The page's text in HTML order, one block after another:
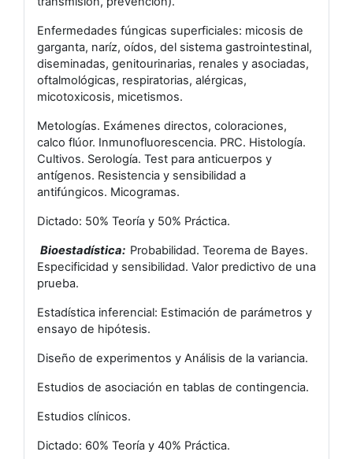
Enfermedades fúngicas superficiales: micosis de
garganta, naríz, oídos, del sistema gastrointestinal,
diseminadas, genitourinarias, renales y asociadas,
oftalmológicas, respiratorias, alérgicas,
micotoxicosis, micetismos.
Metologías. Exámenes directos, coloraciones,
calco flúor. Inmunofluorescencia. PRC. Histología.
Cultivos. Serología. Test para anticuerpos y
antígenos. Resistencia y sensibilidad a
antifúngicos. Micogramas.
Dictado: 50% Teoría y 50% Práctica.
Bioestadística: Probabilidad. Teorema de Bayes.
Especificidad y sensibilidad. Valor predictivo de una
prueba.
Estadística inferencial: Estimación de parámetros y
ensayo de hipótesis.
Diseño de experimentos y Análisis de la variancia.
Estudios de asociación en tablas de contingencia.
Estudios clínicos.
Dictado: 60% Teoría y 40% Práctica.